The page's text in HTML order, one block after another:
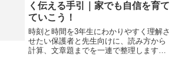
く伝える手引｜家でも自信を育て
ていこう！
時刻と時間を3年生にわかりやすく理解さ
せたい保護者と先生向けに、読み方から
計算、文章題までを一連で整理します。